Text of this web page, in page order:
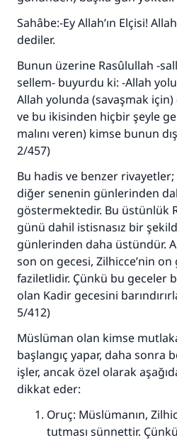
Sahâbe:-Ey Allah’ın Elçisi!
dediler.
Bunun üzerine Rasûlullah -
sellem- buyurdu ki: -Allah
Allah yolunda (savaşmak için)
ve bu ikisinden hiçbir şeyle
malını veren) kimse bunun
2/457)
Bu hadis ve benzer
diğer senenin günlerinden
göstermektedir. Bu üstünlük
günü dahil istisnasız bir
günlerinden daha üstündür.
son on gecesi, Zilhicce’nin
faziletlidir. Çünkü bu geceler
olan Kadir gecesini
5/412)
Müslüman olan kimse
başlangıç yapar, daha sonra
işler, ancak özel olarak
dikkat eder:
Oruç: Müslümanın,
tutması sünnettir.